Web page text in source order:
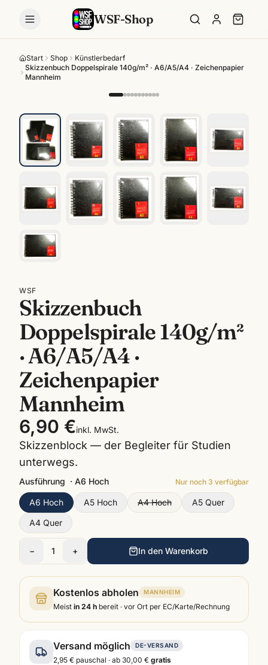
WSF-Shop
Start Shop
Künstlerbedarf
Skizzenbuch Doppelspirale 140g/m² · A6/A5/A4 · Zeichenpapier
Mannheim
WSF
Skizzenbuch
Doppelspirale 140g/m²
· A6/A5/A4 ·
Zeichenpapier
Mannheim
6,90 €inkl. MwSt.
Skizzenblock — der Begleiter für Studien
unterwegs.
Ausführung · A6 Hoch Nur noch 3 verfügbar
A6 Hoch A5 Hoch A4 Hoch
A5 Quer
A4 Quer
− 1 + In den Warenkorb
Kostenlos abholen MANNHEIM
Meist in 24 h bereit · vor Ort per EC/Karte/Rechnung
Versand möglich DE-VERSAND
2,95 € pauschal · ab 30,00 € gratis